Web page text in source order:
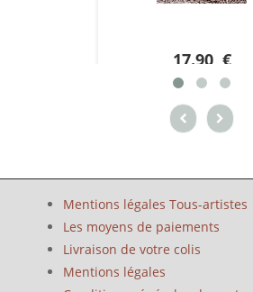
17.90 €
Mentions légales Tous-artistes
Les moyens de paiements
Livraison de votre colis
Mentions légales